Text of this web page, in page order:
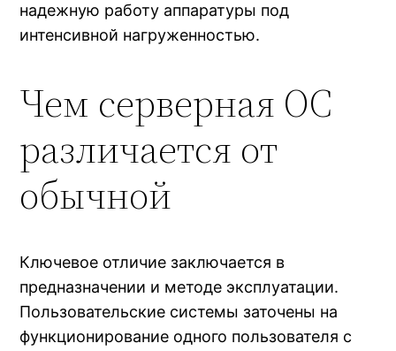
надежную работу аппаратуры под
интенсивной нагруженностью.
Чем серверная ОС
различается от
обычной
Ключевое отличие заключается в
предназначении и методе эксплуатации.
Пользовательские системы заточены на
функционирование одного пользователя с